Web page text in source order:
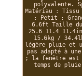
polyvalente.
Matériau :
: Petit :
6.6ft Taille du
25.6 11.4
15.6kg /
légère pluie et
pas adapté à
; la fenêtre
temps de